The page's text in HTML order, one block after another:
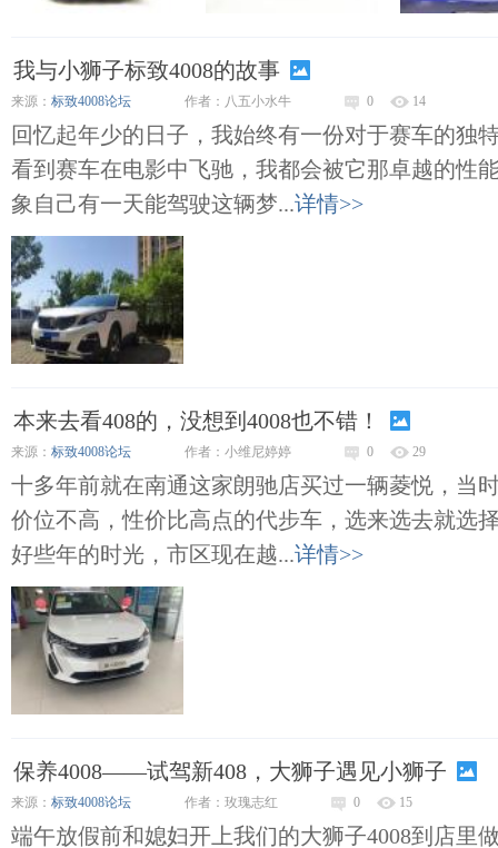
我与小狮子标致4008的故事
来源： 标致4008论坛 作者：八五小水牛 0 14
回忆起年少的日子，我始终有一份对于赛车的独
看到赛车在电影中飞驰，我都会被它那卓越的性
象自己有一天能驾驶这辆梦...详情>>
本来去看408的，没想到4008也不错！
来源： 标致4008论坛 作者：小维尼婷婷 0 29
十多年前就在南通这家朗驰店买过一辆菱悦，当
价位不高，性价比高点的代步车，选来选去就选
好些年的时光，市区现在越...详情>>
保养4008——试驾新408，大狮子遇见小狮子
来源： 标致4008论坛 作者：玫瑰志红 0 15
端午放假前和媳妇开上我们的大狮子4008到店里